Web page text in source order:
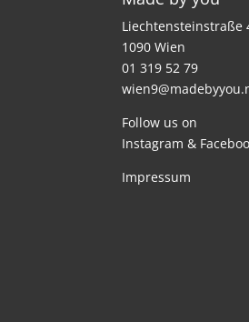
Liechtensteinstraße
1090 Wien
01 319 52 79
Follow us on
Instagram &
Impressum